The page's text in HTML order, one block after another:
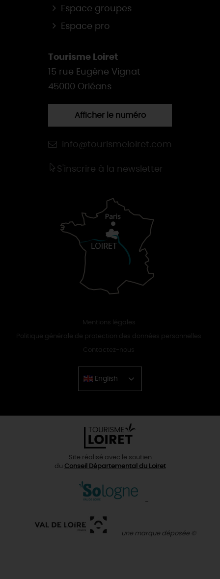
Espace groupes
Espace pro
Tourisme Loiret
15 rue Eugène Vignat
45000 Orléans
Afficher le numéro
info@tourismeloiret.com
S'inscrire à la newsletter
Mentions légales
Politique générale de protection des données personnelles
Contactez-nous
English
Chinese
Site réalisé avec le soutien
du Conseil Départemental du Loiret
une marque déposée ©